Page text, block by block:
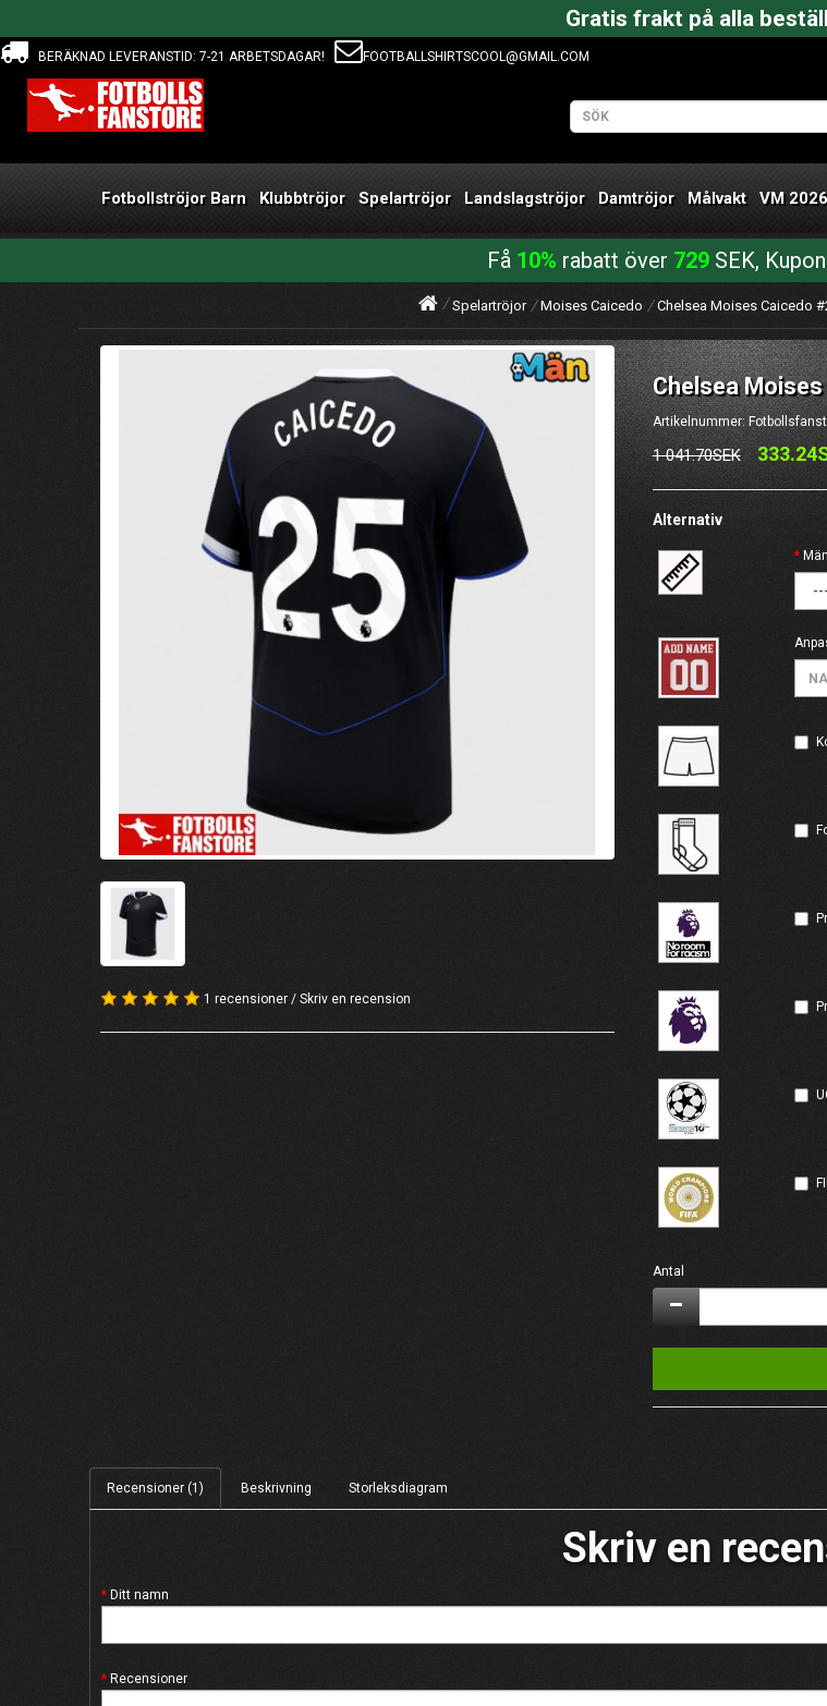
Gratis frakt på alla
BERÄKNAD LEVERANSTID: 7-21 ARBETSDAGAR! FOOTBALLSHIRTSCOOL@GMAIL.COM
Fotbollströjor Barn Klubbtröjor Spelartröjor Landslagströjor Damtröjor Målvakt VM
Få 10% rabatt över 729 SEK,
Spelartröjor Moises Caicedo Chelsea Moises Caicedo
1 recensioner / Skriv en recension
Chelsea
Artikelnummer:
1 041.70SEK
Alternativ
Antal
Recensioner (1) Beskrivning Storleksdiagram
Skriv en
Ditt namn
Recensioner